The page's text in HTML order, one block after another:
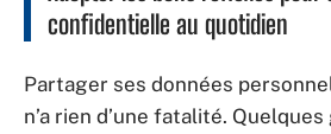
confidentielle au quotidien
Partager ses données
n’a rien d’une fatalité.